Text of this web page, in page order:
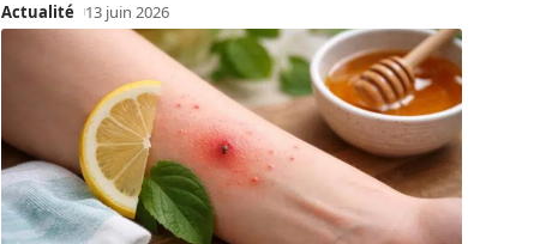
Actualité 13 juin 2026